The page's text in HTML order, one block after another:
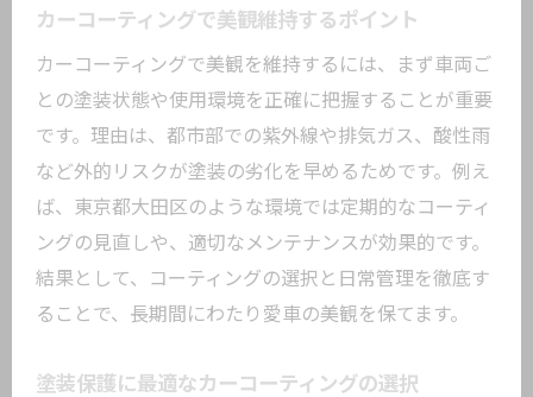
カーコーティングで美観維持するポイント
カーコーティングで美観を維持するには、まず車両ご
との塗装状態や使用環境を正確に把握することが重要
です。理由は、都市部での紫外線や排気ガス、酸性雨
など外的リスクが塗装の劣化を早めるためです。例え
ば、東京都大田区のような環境では定期的なコーティ
ングの見直しや、適切なメンテナンスが効果的です。
結果として、コーティングの選択と日常管理を徹底す
ることで、長期間にわたり愛車の美観を保てます。
塗装保護に最適なカーコーティングの選択